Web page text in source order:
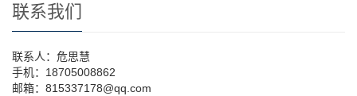
联系我们
联系人：危思慧
手机：18705008862
邮箱：815337178@qq.com